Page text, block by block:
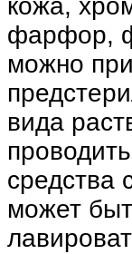
кожа,
фарфор,
можно
вида
средства
может